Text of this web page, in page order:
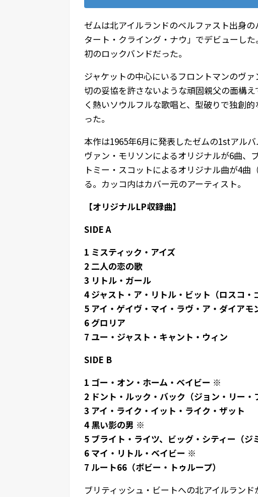
ゼムは北アイルランドのベルファスト出身
タート・クライング・ナウ」でデビューし
初のロックバンドだった。
ジャケットの中心にいるフロントマンのヴ
切の妥協を許さないような頑固親父の面構
く熱いソウルフルな歌唱と、型破りで独創
った。
本作は1965年6月に発表したゼムの1stアルバ
ヴァン・モリソンによるオリジナルが6曲、
トミー・スコットによるオリジナル曲が4
る。カッコ内はカバー元のアーティスト。
【オリジナルLP収録曲】
SIDE A
1 ミスティック・アイズ
2 二人の恋の歌
3 リトル・ガール
4 ジャスト・ア・リトル・ビット（ロスコ・
5 アイ・ゲイヴ・マイ・ラヴ・ア・ダイア
6 グロリア
7 ユー・ジャスト・キャント・ウィン
SIDE B
1 ゴー・オン・ホーム・ベイビー ※
2 ドント・ルック・バック（ジョン・リー・
3 アイ・ライク・イット・ライク・ザット
4 黒い影の男 ※
5 ブライト・ライツ、ビッグ・シティー（ジ
6 マイ・リトル・ベイビー ※
7 ルート66（ボビー・トゥループ）
ブリティッシュ・ビートへの北アイルラン